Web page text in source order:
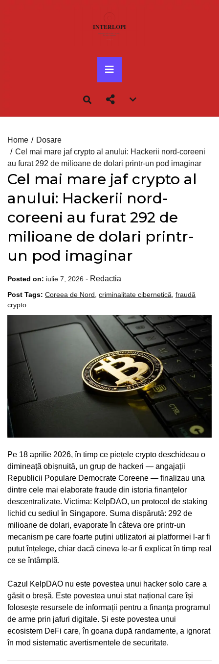
Primary
Menu
menu
Home
Dosare
Cel mai mare jaf crypto al anului: Hackerii nord-coreeni
au furat 292 de milioane de dolari printr-un pod imaginar
Cel mai mare jaf crypto al
anului: Hackerii nord-
coreeni au furat 292 de
milioane de dolari printr-
un pod imaginar
Posted on: iulie 7, 2026 - Redactia
Post Tags: Coreea de Nord, criminalitate cibernetică, fraudă
crypto
Pe 18 aprilie 2026, în timp ce piețele crypto deschideau o
dimineață obișnuită, un grup de hackeri — angajații
Republicii Populare Democrate Coreene — finalizau una
dintre cele mai elaborate fraude din istoria finanțelor
descentralizate. Victima: KelpDAO, un protocol de staking
lichid cu sediul în Singapore. Suma dispărută: 292 de
milioane de dolari, evaporate în câteva ore printr-un
mecanism pe care foarte puțini utilizatori ai platformei l-ar fi
putut înțelege, chiar dacă cineva le-ar fi explicat în timp real
ce se întâmplă.
Cazul KelpDAO nu este povestea unui hacker solo care a
găsit o breșă. Este povestea unui stat național care își
folosește resursele de informații pentru a finanța programul
de arme prin jafuri digitale. Și este povestea unui
ecosistem DeFi care, în goana după randamente, a ignorat
în mod sistematic avertismentele de securitate.